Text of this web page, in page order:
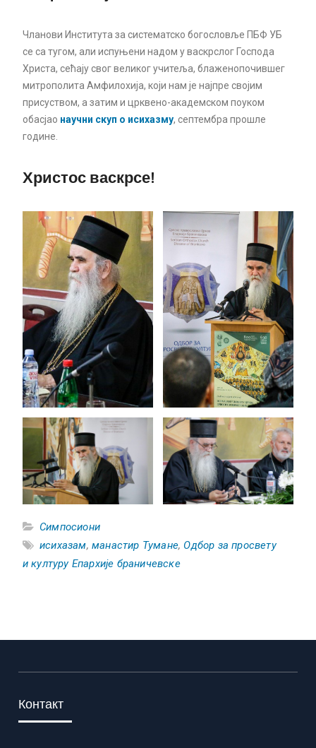
Чланови Института за систематско богословље ПБФ УБ
се са тугом, али испуњени надом у васкрслог Господа
Христа, сећају свог великог учитеља, блаженопочившег
митрополита Амфилохија, који нам је најпре својим
присуством, а затим и црквено-академском поуком
обасјао научни скуп о исихазму, септембра прошле
године.
Христос васкрсе!
Симпосиони
исихазам, манастир Тумане, Одбор за просвету
и културу Епархије браничевске
Контакт